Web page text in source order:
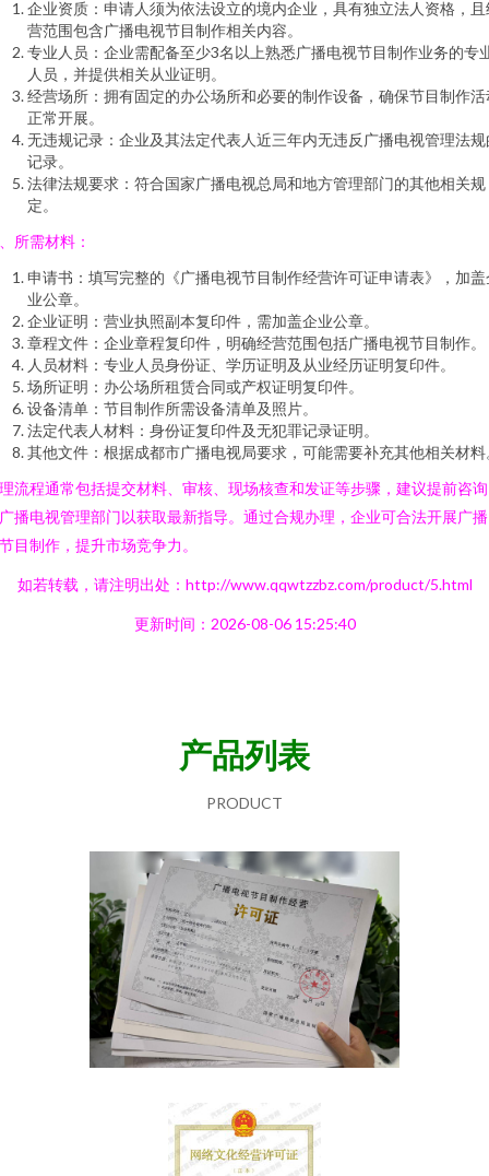
企业资质：申请人须为依法设立的境内企业，具有独立法人资格，且
营范围包含广播电视节目制作相关内容。
专业人员：企业需配备至少3名以上熟悉广播电视节目制作业务的专
人员，并提供相关从业证明。
经营场所：拥有固定的办公场所和必要的制作设备，确保节目制作活
正常开展。
无违规记录：企业及其法定代表人近三年内无违反广播电视管理法规
记录。
法律法规要求：符合国家广播电视总局和地方管理部门的其他相关规
定。
所需材料：
申请书：填写完整的《广播电视节目制作经营许可证申请表》，加盖
业公章。
企业证明：营业执照副本复印件，需加盖企业公章。
章程文件：企业章程复印件，明确经营范围包括广播电视节目制作。
人员材料：专业人员身份证、学历证明及从业经历证明复印件。
场所证明：办公场所租赁合同或产权证明复印件。
设备清单：节目制作所需设备清单及照片。
法定代表人材料：身份证复印件及无犯罪记录证明。
其他文件：根据成都市广播电视局要求，可能需要补充其他相关材料
流程通常包括提交材料、审核、现场核查和发证等步骤，建议提前咨
播电视管理部门以获取最新指导。通过合规办理，企业可合法开展广
目制作，提升市场竞争力。
如若转载，请注明出处：http://www.qqwtzzbz.com/product/5.html
更新时间：2026-08-06 15:25:40
产品列表
PRODUCT